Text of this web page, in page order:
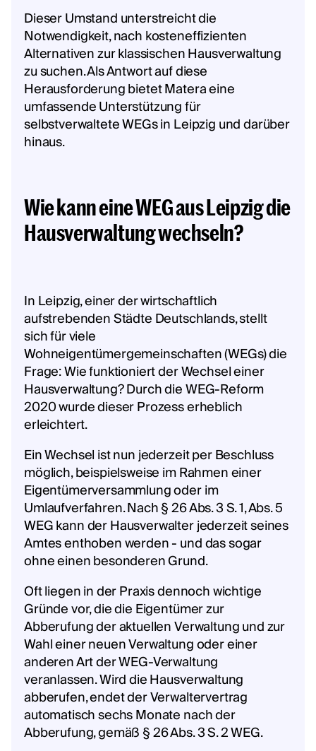
Dieser Umstand unterstreicht die
Notwendigkeit, nach kosteneffizienten
Alternativen zur klassischen Hausverwaltung
zu suchen. Als Antwort auf diese
Herausforderung bietet Matera eine
umfassende Unterstützung für
selbstverwaltete WEGs in Leipzig und darüber
hinaus.
Wie kann eine WEG aus Leipzig die
Hausverwaltung wechseln?
In Leipzig, einer der wirtschaftlich
aufstrebenden Städte Deutschlands, stellt
sich für viele
Wohneigentümergemeinschaften (WEGs) die
Frage: Wie funktioniert der Wechsel einer
Hausverwaltung? Durch die WEG-Reform
2020 wurde dieser Prozess erheblich
erleichtert.
Ein Wechsel ist nun jederzeit per Beschluss
möglich, beispielsweise im Rahmen einer
Eigentümerversammlung oder im
Umlaufverfahren. Nach § 26 Abs. 3 S. 1, Abs. 5
WEG kann der Hausverwalter jederzeit seines
Amtes enthoben werden - und das sogar
ohne einen besonderen Grund.
Oft liegen in der Praxis dennoch wichtige
Gründe vor, die die Eigentümer zur
Abberufung der aktuellen Verwaltung und zur
Wahl einer neuen Verwaltung oder einer
anderen Art der WEG-Verwaltung
veranlassen. Wird die Hausverwaltung
abberufen, endet der Verwaltervertrag
automatisch sechs Monate nach der
Abberufung, gemäß § 26 Abs. 3 S. 2 WEG.